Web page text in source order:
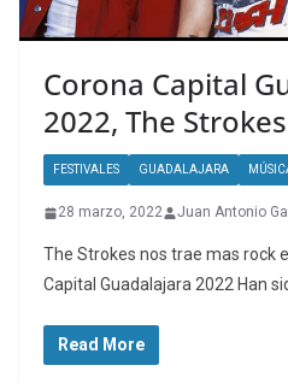
Corona Capital
2022, The
FESTIVALES GUADALAJARA
28 marzo, 2022 Juan Antonio
The Strokes nos trae mas rock
Capital Guadalajara 2022 Han
Read More